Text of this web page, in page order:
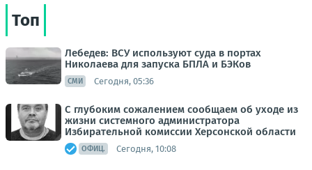
Топ
Лебедев: ВСУ используют суда в портах
Николаева для запуска БПЛА и БЭКов
СМИ Сегодня, 05:36
С глубоким сожалением сообщаем об уходе из
жизни системного администратора
Избирательной комиссии Херсонской области
ОФИЦ. Сегодня, 10:08